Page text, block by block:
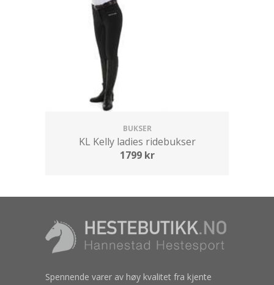
BUKSER
KL Kelly ladies ridebukser
1799 kr
Spennende varer av høy kvalitet fra kjente